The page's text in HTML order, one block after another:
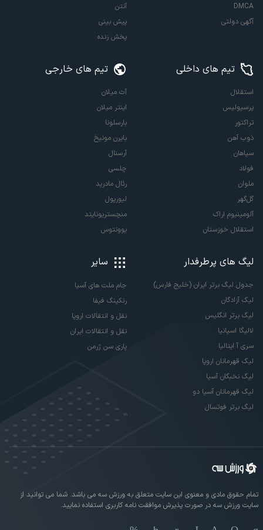
DMCA
آگهی دولتی
آنتن
پیش بینی
پخش زنده
تیم های داخلی
استقلال
پرسپولیس
تراکتور
ذوب آهن
سپاهان
فولاد
ملوان
گل‌گهر
آلومینیوم اراک
استقلال خوزستان
تیم های خارجی
آث میلان
اینتر میلان
بارسلونا
بایرن مونیخ
آرسنال
چلسی
رئال مادرید
لیورپول
منچستریونایتد
یوونتوس
لیگ های پرطرفدار
جدول لیگ برتر ایران (خلیج فارس)
لیگ آزادگان
لیگ برتر انگلیس
لالیگا اسپانیا
سری آ ایتالیا
لیگ قهرمانان اروپا
لیگ نخبگان آسیا
لیگ قهرمانان آسیا دو
لیگ برتر فوتسال
سایر
جام ملت های آسیا
رنکینگ فیفا
نقل و انتقالات اروپا
نقل و انتقالات ایران
پاری سن ژرمن
تمام حقوق مادی و معنوی این سایت متعلق به ورزش سه می باشد. شما می توانید از
سایت ورزش سه در صورت پذیرش موافقت نامه کاربری استفاده نمایید.